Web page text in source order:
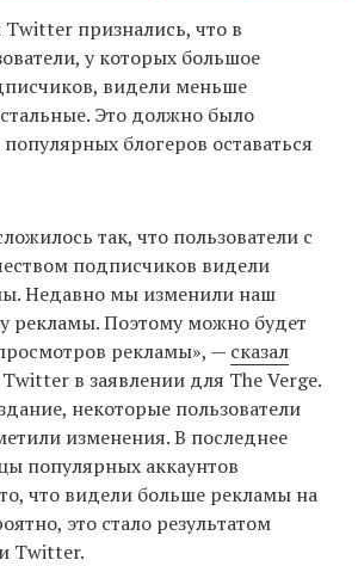
признались, что в
у которых большое
видели меньше
Это должно было
блогеров оставаться
так, что пользователи с
подписчиков видели
Недавно мы изменили наш
рекламы. Поэтому можно будет
рекламы», — сказал
в заявлении для The Verge.
некоторые пользователи
изменения. В последнее
популярных аккаунтов
что видели больше рекламы на
это стало результатом
Twitter.